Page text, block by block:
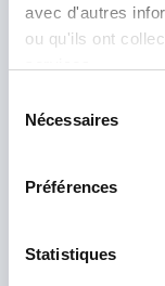
avec d'autres
ou qu'ils ont
Nécessaires
Préférences
Statistiques
J'ai lu et j'accepte la